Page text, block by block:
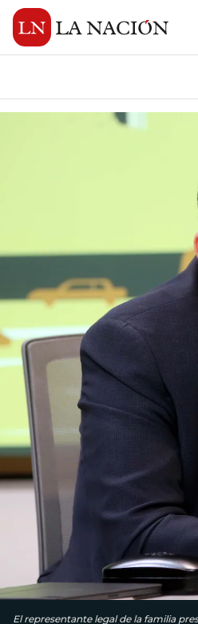
El representante legal de la familia